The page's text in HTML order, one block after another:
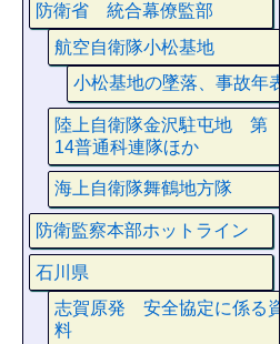
防衛省 統合幕僚監部
航空自衛隊小松基地
小松基地の墜落、事故年表
陸上自衛隊金沢駐屯地 第
14普通科連隊ほか
海上自衛隊舞鶴地方隊
防衛監察本部ホットライン
石川県
志賀原発 安全協定に係る資
料